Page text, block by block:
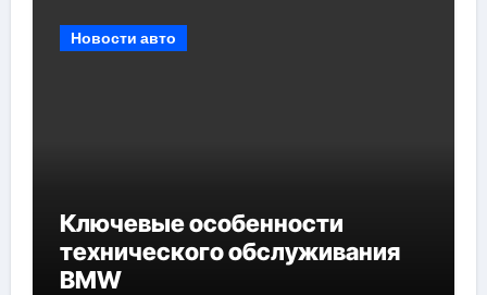
Новости авто
Ключевые особенности
технического обслуживания
BMW